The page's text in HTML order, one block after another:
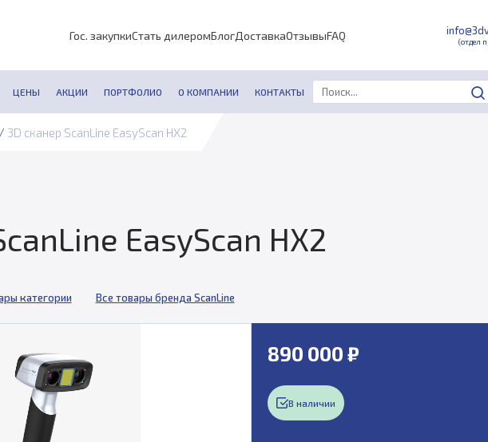
Гос. закупкиСтать дилеромБлогДоставкаОтзывыFAQ (отдел
ЦЕНЫ АКЦИИ ПОРТФОЛИО О КОМПАНИИ КОНТАКТЫ
/ 3D сканер ScanLine EasyScan HX2
EasyScan HX2
категории Все товары бренда ScanLine
890 000 ₽
В наличии